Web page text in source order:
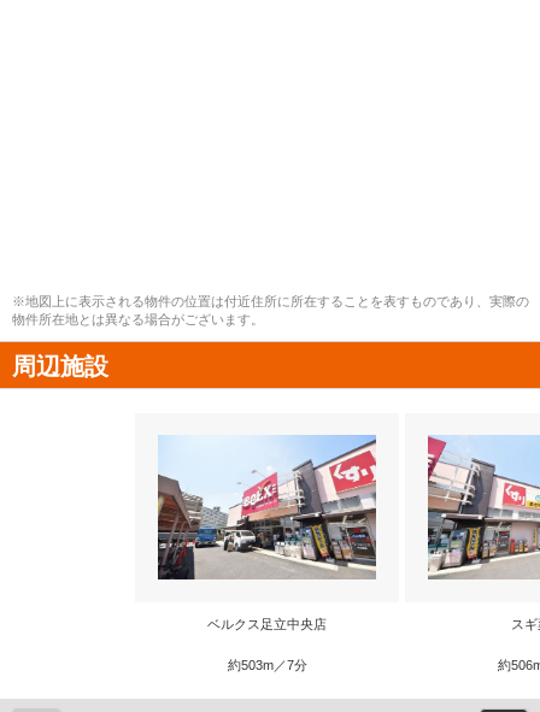
※地図上に表示される物件の位置は付近住所に所在することを表すものであり、実際の
物件所在地とは異なる場合がございます。
周辺施設
ベルクス足立中央店
約503m／7分
ス
約